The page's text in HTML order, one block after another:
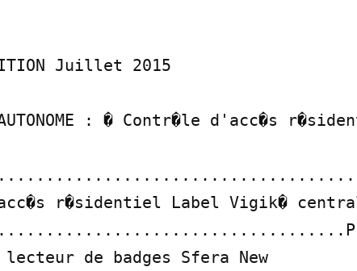
Juillet 2015
r�sidentiel Label Vigik�
2
de badges Sfera New